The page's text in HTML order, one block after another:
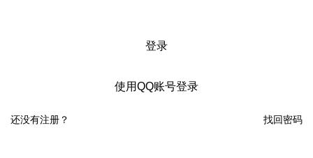
登录
使用QQ账号登录
找回密码
还没有注册？